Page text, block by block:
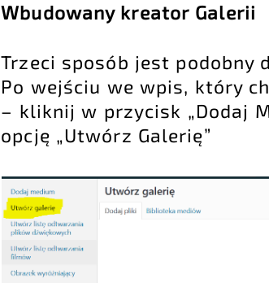
Wbudowany kreator Galerii
Trzeci sposób jest podobny
Po wejściu we wpis, który
– kliknij w przycisk „Dodaj
opcję „Utwórz Galerię”